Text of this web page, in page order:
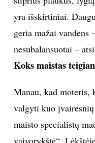
Taip yra būtent dėl
iš žalio maisto.
Ar tai, ką valgome,
Manau, kad 95-
).
labai stiprią
stiprius plaukus,